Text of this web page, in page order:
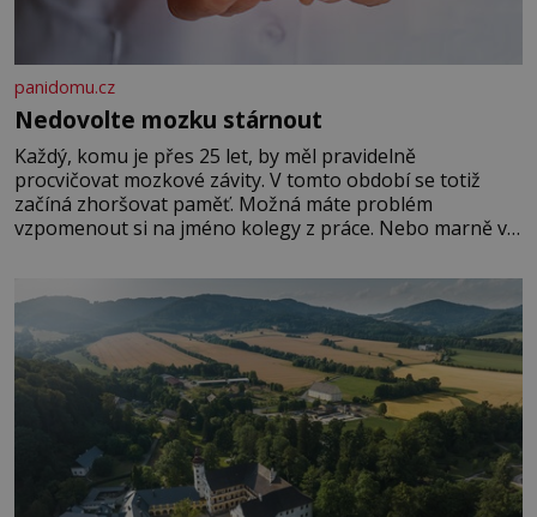
panidomu.cz
Nedovolte mozku stárnout
Každý, komu je přes 25 let, by měl pravidelně
procvičovat mozkové závity. V tomto období se totiž
začíná zhoršovat paměť. Možná máte problém
vzpomenout si na jméno kolegy z práce. Nebo marně v
Je to opravdu tak, s věkem jako kdyby se paměť
rozhodla stávkovat. Cvičte